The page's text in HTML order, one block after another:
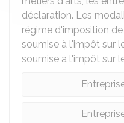
déclaration. Les
régime d'imposition
soumise à l'impôt sur
soumise à l'impôt sur